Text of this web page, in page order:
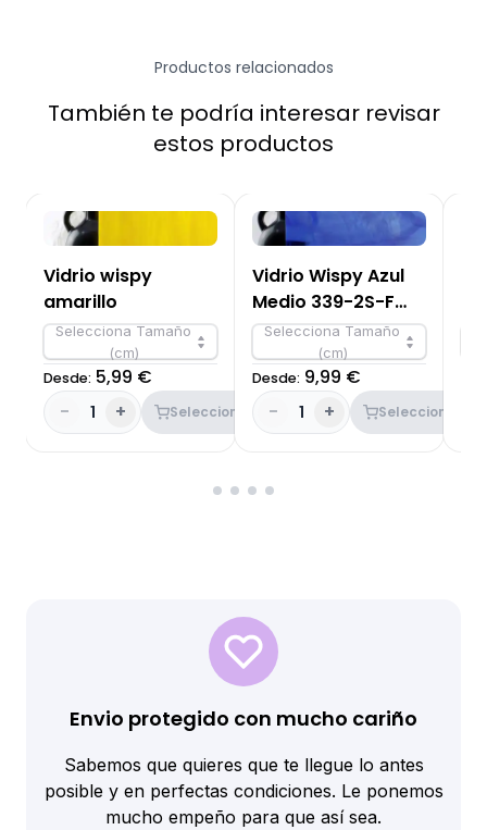
Productos relacionados
También te podría interesar revisar
estos productos
Vidrio wispy
amarillo
Selecciona Tamaño
(cm)
Desde: 5,99 €
-
1 + Seleccionar
Vidrio Wispy Azul
Medio 339-2S-F
OC96
Selecciona Tamaño
(cm)
Desde: 9,99 €
-
1 + Seleccionar
Envio protegido con mucho cariño
Sabemos que quieres que te llegue lo antes
posible y en perfectas condiciones. Le ponemos
mucho empeño para que así sea.